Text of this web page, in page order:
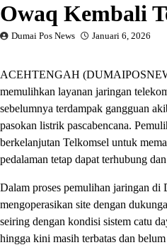
Owaq Kembali
Dumai Pos News Januari 6, 2026
ACEHTENGAH
memulihkan layanan jaringan
sebelumnya terdampak gangguan
pasokan listrik pascabencana.
berkelanjutan Telkomsel untuk
pedalaman tetap dapat terhubung
Dalam proses pemulihan jaringan di
mengoperasikan site dengan
seiring dengan kondisi sistem catu
hingga kini masih terbatas dan